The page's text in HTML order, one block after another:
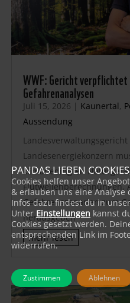
WWF: Gericht verpflichtet
Gefahrenanalysen
Juli 15, 2026 | Kaunertal,
Aussendung
Landesverwaltungsgericht
Landesenergiekonzern
klimabedingten
Flutwellenberechnungen,
Gefahrenszenarien zum
herausgeben
mehr lesen
PANDAS LIEBEN
Cookies helfen unser
& erlauben uns eine Analyse
Infos dazu findest du in
UnterEinstellungen kannst
Cookies gesetzt werden.
entsprechenden Link im
widerrufen.
Zustimmen Ablehnen